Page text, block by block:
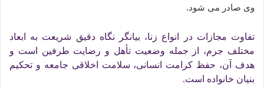
وی صادر می شود.
تفاوت مجازات در انواع زنا، بیانگر نگاه دقیق شریعت به ابعاد
مختلف جرم، از جمله وضعیت تأهل و رضایت طرفین است و
هدف آن، حفظ کرامت انسانی، سلامت اخلاقی جامعه و تحکیم
بنیان خانواده است.